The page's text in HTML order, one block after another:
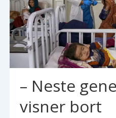
– Neste
visner bort